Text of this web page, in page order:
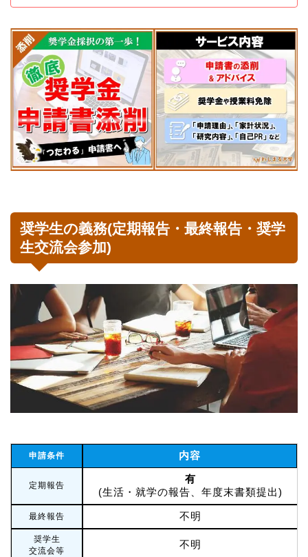
奨学生の義務(定期報告・最終報告・奨学
生交流会参加)
申請条件 内容
定期報告
有
(生活・就学の報告、年度末書類提出)
最終報告 不明
奨学生
交流会等
不明